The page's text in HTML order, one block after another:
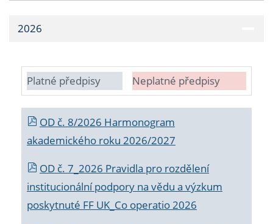
2026
Platné předpisy Neplatné předpisy
OD č. 8/2026 Harmonogram
akademického roku 2026/2027
OD č. 7_2026 Pravidla pro rozdělení
institucionální podpory na vědu a výzkum
poskytnuté FF UK_Co operatio 2026